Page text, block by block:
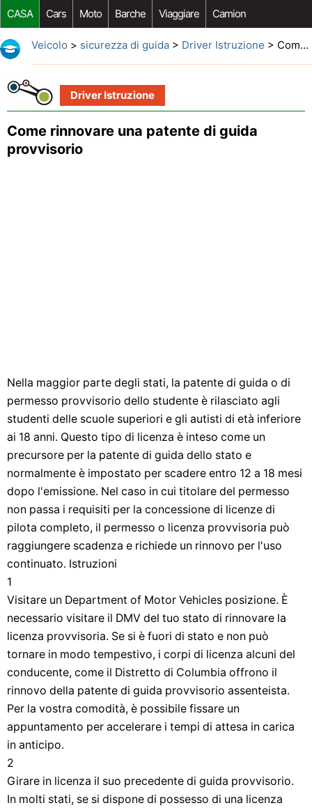
CASA Cars Moto Barche Viaggiare Camion
Riparazione Auto Acquisto Auto Car Opzioni Aftermarket
Veicolo > sicurezza di guida> Driver Istruzione > Come rinnovare una patente di guida provvisorio
Driver Istruzione
Come rinnovare una patente di guida
provvisorio
Nella maggior parte degli stati, la patente di guida o di
permesso provvisorio dello studente è rilasciato agli
studenti delle scuole superiori e gli autisti di età inferiore
ai 18 anni. Questo tipo di licenza è inteso come un
precursore per la patente di guida dello stato e
normalmente è impostato per scadere entro 12 a 18 mesi
dopo l'emissione. Nel caso in cui titolare del permesso
non passa i requisiti per la concessione di licenze di
pilota completo, il permesso o licenza provvisoria può
raggiungere scadenza e richiede un rinnovo per l'uso
continuato. Istruzioni
1
Visitare un Department of Motor Vehicles posizione. È
necessario visitare il DMV del tuo stato di rinnovare la
licenza provvisoria. Se si è fuori di stato e non può
tornare in modo tempestivo, i corpi di licenza alcuni del
conducente, come il Distretto di Columbia offrono il
rinnovo della patente di guida provvisorio assenteista.
Per la vostra comodità, è possibile fissare un
appuntamento per accelerare i tempi di attesa in carica
in anticipo.
2
Girare in licenza il suo precedente di guida provvisorio.
In molti stati, se si dispone di possesso di una licenza